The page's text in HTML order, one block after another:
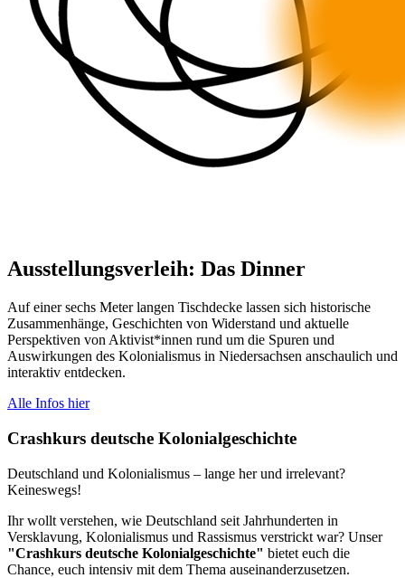
Ausstellungsverleih: Das Dinner
Auf einer sechs Meter langen Tischdecke lassen sich historische
Zusammenhänge, Geschichten von Widerstand und aktuelle
Perspektiven von Aktivist*innen rund um die Spuren und
Auswirkungen des Kolonialismus in Niedersachsen anschaulich und
interaktiv entdecken.
Alle Infos hier
Crashkurs deutsche Kolonialgeschichte
Deutschland und Kolonialismus – lange her und irrelevant?
Keineswegs!
Ihr wollt verstehen, wie Deutschland seit Jahrhunderten in
Versklavung, Kolonialismus und Rassismus verstrickt war? Unser
"Crashkurs deutsche Kolonialgeschichte" bietet euch die
Chance, euch intensiv mit dem Thema auseinanderzusetzen.